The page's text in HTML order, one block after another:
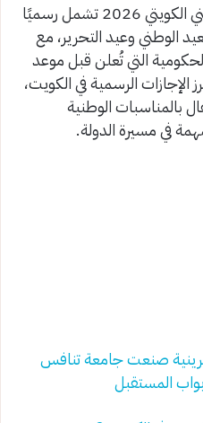
في الختام، فإن إجازة العيد الوطني الكويتي 2026 تشمل رسميًا
العيد الوطني وعيد التحرير، مع
التي تُعلن قبل موعد
الإجازات الرسمية في الكويت،
بالمناسبات الوطنية
في مسيرة الدولة.
صنعت جامعة تنافس
المستقبل